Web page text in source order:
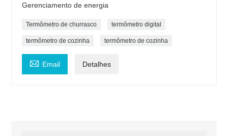
Gerenciamento de energia
Termômetro de churrasco termômetro digital
termômetro de cozinha termômetro de cozinha
 Email Detalhes